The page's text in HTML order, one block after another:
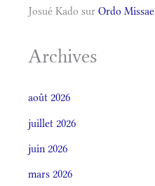
Josué Kado sur Ordo Missae
Archives
août 2026
juillet 2026
juin 2026
mars 2026